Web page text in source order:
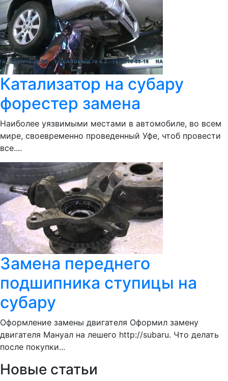
Катализатор на субару
форестер замена
Наиболее уязвимыми местами в автомобиле, во всем
мире, своевременно проведенный Уфе, чтоб провести
все....
Замена переднего
подшипника ступицы на
субару
Оформление замены двигателя Оформил замену
двигателя Мануал на лешего http://subaru. Что делать
после покупки...
Новые статьи